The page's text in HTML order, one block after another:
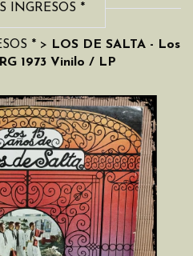
INGRESOS *
* >
LOS DE SALTA - Los
1973 Vinilo / LP